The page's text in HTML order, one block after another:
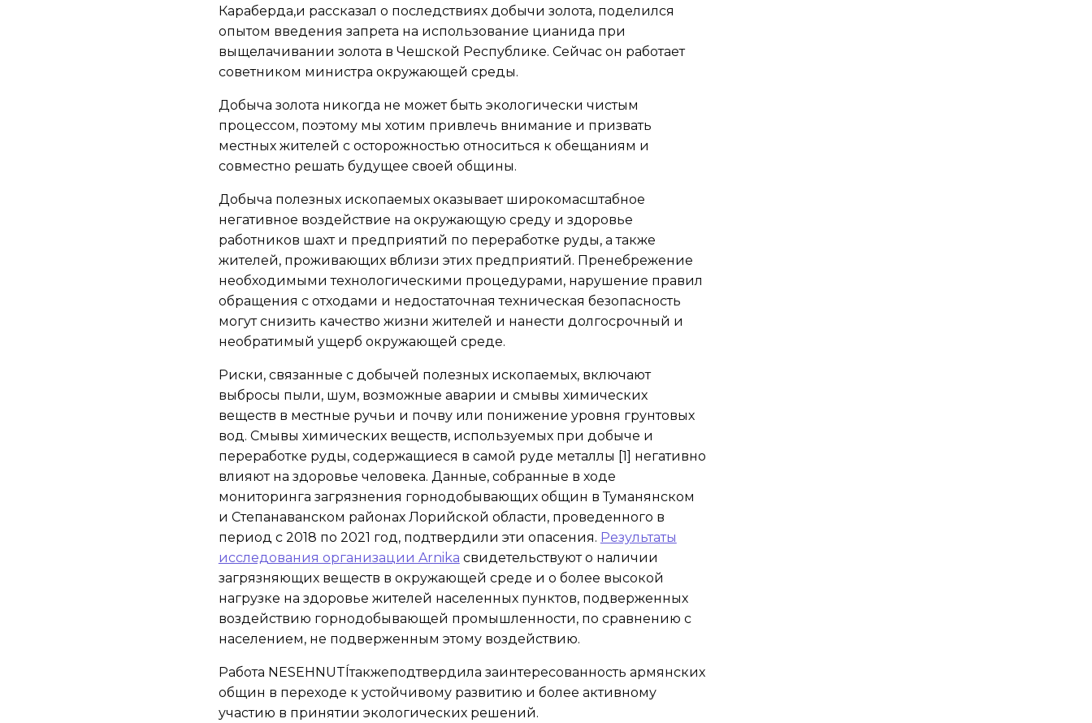
Караберда,и рассказал о последствиях добычи золота, поделился
опытом введения запрета на использование цианида при
выщелачивании золота в Чешской Республике. Сейчас он работает
советником министра окружающей среды.
Добыча золота никогда не может быть экологически чистым
процессом, поэтому мы хотим привлечь внимание и призвать
местных жителей с осторожностью относиться к обещаниям и
совместно решать будущее своей общины.
Добыча полезных ископаемых оказывает широкомасштабное
негативное воздействие на окружающую среду и здоровье
работников шахт и предприятий по переработке руды, а также
жителей, проживающих вблизи этих предприятий. Пренебрежение
необходимыми технологическими процедурами, нарушение правил
обращения с отходами и недостаточная техническая безопасность
могут снизить качество жизни жителей и нанести долгосрочный и
необратимый ущерб окружающей среде.
Риски, связанные с добычей полезных ископаемых, включают
выбросы пыли, шум, возможные аварии и смывы химических
веществ в местные ручьи и почву или понижение уровня грунтовых
вод. Смывы химических веществ, используемых при добыче и
переработке руды, содержащиеся в самой руде металлы [1] негативно
влияют на здоровье человека. Данные, собранные в ходе
мониторинга загрязнения горнодобывающих общин в Туманянском
и Степанаванском районах Лорийской области, проведенного в
период с 2018 по 2021 год, подтвердили эти опасения. Результаты
исследования организации Arnika свидетельствуют о наличии
загрязняющих веществ в окружающей среде и о более высокой
нагрузке на здоровье жителей населенных пунктов, подверженных
воздействию горнодобывающей промышленности, по сравнению с
населением, не подверженным этому воздействию.
Работа NESEHNUTÍтакжеподтвердила заинтересованность армянских
общин в переходе к устойчивому развитию и более активному
участию в принятии экологических решений.